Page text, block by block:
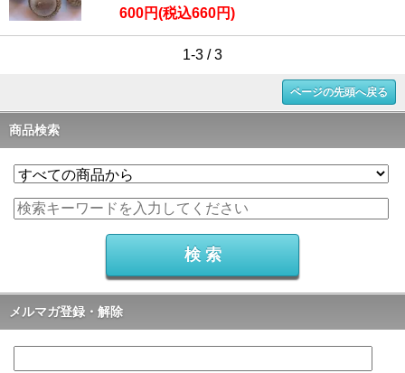
600円(税込660円)
1-3 / 3
ページの先頭へ戻る
商品検索
メルマガ登録・解除